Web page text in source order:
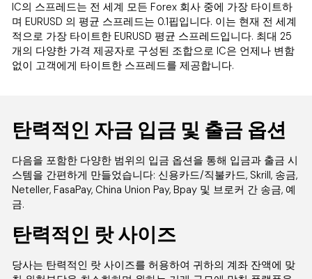
IC의 스프레드는 전 세계 모든 Forex 회사 중에 가장 타이트하
며 EURUSD 의 평균 스프레드는 0.1핍입니다. 이는 현재 전 세계
적으로 가장 타이트한 EURUSD 평균 스프레드입니다. 최대 25
개의 다양한 가격 제공자로 구성된 조합으로 IC은 언제나 변함
없이 고객에게 타이트한 스프레드를 제공합니다.
탄력적인 자금 입금 및 출금 옵션
다음을 포함한 다양한 범위의 입금 옵션을 통해 입금과 출금 시
스템을 간편하게 만들었습니다: 신용카드/직불카드, Skrill, 송금,
Neteller, FasaPay, China Union Pay, Bpay 및 브로커 간 송금, 예
금.
탄력적인 랏 사이즈
당사는 탄력적인 랏 사이즈를 허용하여 귀하의 계좌 잔액에 맞